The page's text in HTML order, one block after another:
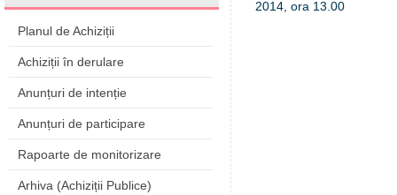
Planul de Achiziții
Achiziții în derulare
Anunțuri de intenție
Anunțuri de participare
Rapoarte de monitorizare
Arhiva (Achiziții Publice)